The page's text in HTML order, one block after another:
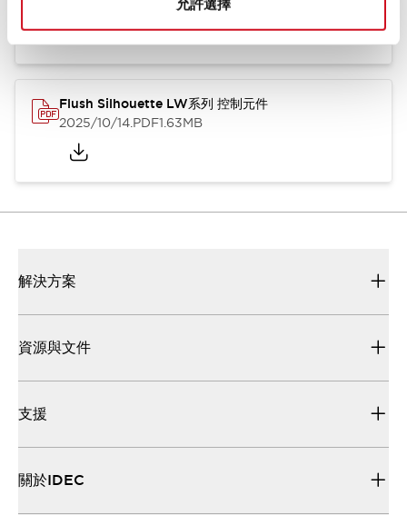
允許選擇
1.23MB
Flush Silhouette LW系列 控制元件
2025/10/14.PDF1.63MB
解決方案
資源與文件
支援
關於IDEC